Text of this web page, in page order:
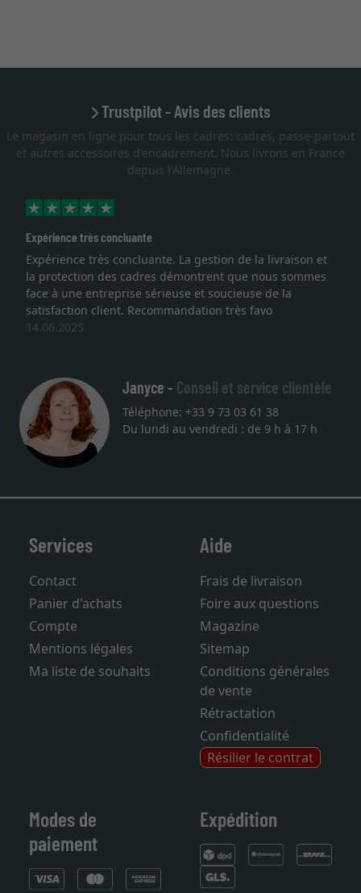
Trustpilot - Avis des clients
Le magasin en ligne pour tous les cadres: cadres, passe-partout
et autres accessoires d'encadrement. Nous livrons en France
depuis l'Allemagne.
Expérience très concluante
Expérience très concluante. La gestion de la livraison et
la protection des cadres démontrent que nous sommes
face à une entreprise sérieuse et soucieuse de la
satisfaction client. Recommandation très favo
14.06.2025
Janyce - Conseil et service clientèle
Téléphone: +33 9 73 03 61 38
Du lundi au vendredi : de 9 h à 17 h
Services
Contact
Panier d'achats
Compte
Mentions légales
Ma liste de souhaits
Aide
Frais de livraison
Foire aux questions
Magazine
Sitemap
Conditions générales
de vente
Rétractation
Confidentialité
Résilier le contrat
Modes de
paiement
Expédition